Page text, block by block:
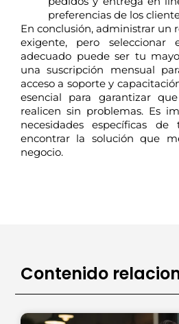
preferencias de los
En conclusión, administrar un
exigente, pero
adecuado puede ser tu
una suscripción mensual
acceso a soporte y
esencial para garantizar
realicen sin problemas. Es
necesidades específicas
encontrar la solución que
negocio.
Contenido